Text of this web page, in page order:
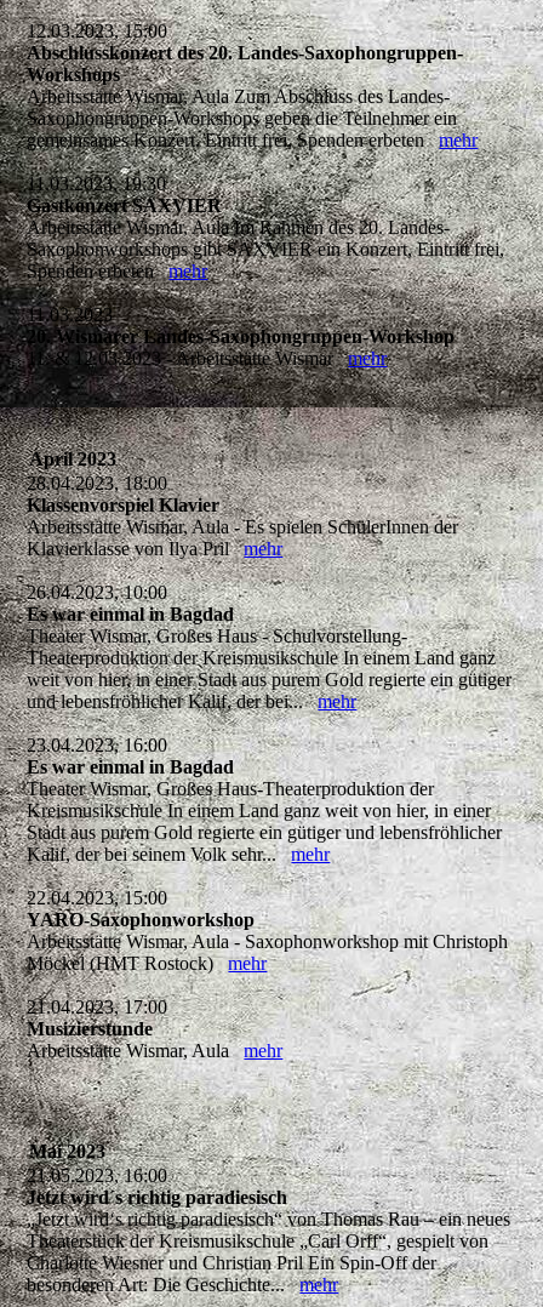
12.03.2023, 15:00
Abschlusskonzert des 20. Landes-Saxophongruppen-
Workshops
Arbeitsstätte Wismar, Aula Zum Abschluss des Landes-
Saxophongruppen-Workshops geben die Teilnehmer ein
gemeinsames Konzert. Eintritt frei, Spenden erbetenmehr
11.03.2023, 19:30
Gastkonzert SAXVIER
Arbeitsstätte Wismar, Aula Im Rahmen des 20. Landes-
Saxophonworkshops gibt SAXVIER ein Konzert, Eintritt frei,
Spenden erbetenmehr
11.03.2023
20. Wismarer Landes-Saxophongruppen-Workshop
11. & 12.03.2023 - Arbeitsstätte Wismarmehr
April 2023
28.04.2023, 18:00
Klassenvorspiel Klavier
Arbeitsstätte Wismar, Aula - Es spielen SchülerInnen der
Klavierklasse von Ilya Prilmehr
26.04.2023, 10:00
Es war einmal in Bagdad
Theater Wismar, Großes Haus - Schulvorstellung-
Theaterproduktion der Kreismusikschule In einem Land ganz
weit von hier, in einer Stadt aus purem Gold regierte ein gütiger
und lebensfröhlicher Kalif, der bei...mehr
23.04.2023, 16:00
Es war einmal in Bagdad
Theater Wismar, Großes Haus-Theaterproduktion der
Kreismusikschule In einem Land ganz weit von hier, in einer
Stadt aus purem Gold regierte ein gütiger und lebensfröhlicher
Kalif, der bei seinem Volk sehr...mehr
22.04.2023, 15:00
YARO-Saxophonworkshop
Arbeitsstätte Wismar, Aula - Saxophonworkshop mit Christoph
Möckel (HMT Rostock)mehr
21.04.2023, 17:00
Musizierstunde
Arbeitsstätte Wismar, Aulamehr
Mai 2023
21.05.2023, 16:00
Jetzt wird´s richtig paradiesisch
„Jetzt wird‘s richtig paradiesisch“ von Thomas Rau – ein neues
Theaterstück der Kreismusikschule „Carl Orff“, gespielt von
Charlotte Wiesner und Christian Pril Ein Spin-Off der
besonderen Art: Die Geschichte...mehr